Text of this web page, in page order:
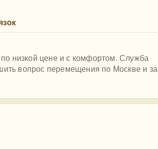
по низкой цене и с комфортом. Служба
вопрос перемещения по Москве и за